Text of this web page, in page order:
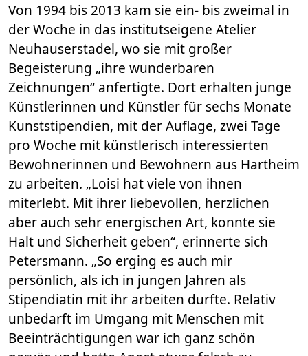
Von 1994 bis 2013 kam sie ein- bis zweimal in
der Woche in das institutseigene Atelier
Neuhauserstadel, wo sie mit großer
Begeisterung „ihre wunderbaren
Zeichnungen“ anfertigte. Dort erhalten junge
Künstlerinnen und Künstler für sechs Monate
Kunststipendien, mit der Auflage, zwei Tage
pro Woche mit künstlerisch interessierten
Bewohnerinnen und Bewohnern aus Hartheim
zu arbeiten. „Loisi hat viele von ihnen
miterlebt. Mit ihrer liebevollen, herzlichen
aber auch sehr energischen Art, konnte sie
Halt und Sicherheit geben“, erinnerte sich
Petersmann. „So erging es auch mir
persönlich, als ich in jungen Jahren als
Stipendiatin mit ihr arbeiten durfte. Relativ
unbedarft im Umgang mit Menschen mit
Beeinträchtigungen war ich ganz schön